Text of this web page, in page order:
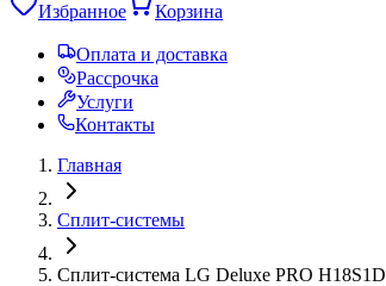
Избранное Корзина
Оплата и доставка
Рассрочка
Услуги
Контакты
Главная
Сплит-системы
Сплит-система LG Deluxe PRO H18S1D